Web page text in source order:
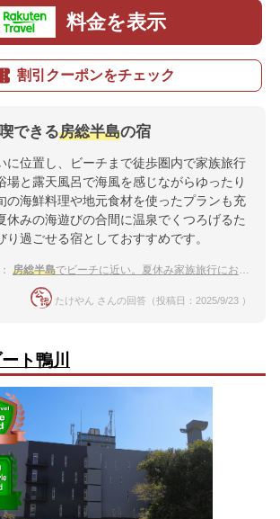
料金を表示
割引クーポンをチェック
できる房総半島の宿
に位置し、ビーチまで徒歩圏内で家族旅行
場と露天風呂で海風を感じながらゆったり
の海鮮料理や地元食材を使ったプランも充
休みの海遊びの合間に温泉でくつろげるた
り過ごせる宿としておすすめです。
房総半島でビーチに近い。夏休み家族旅行におすすめの温泉宿は？
たけやん さんの回答（投稿日：2025/9/23 ）
ト鴨川